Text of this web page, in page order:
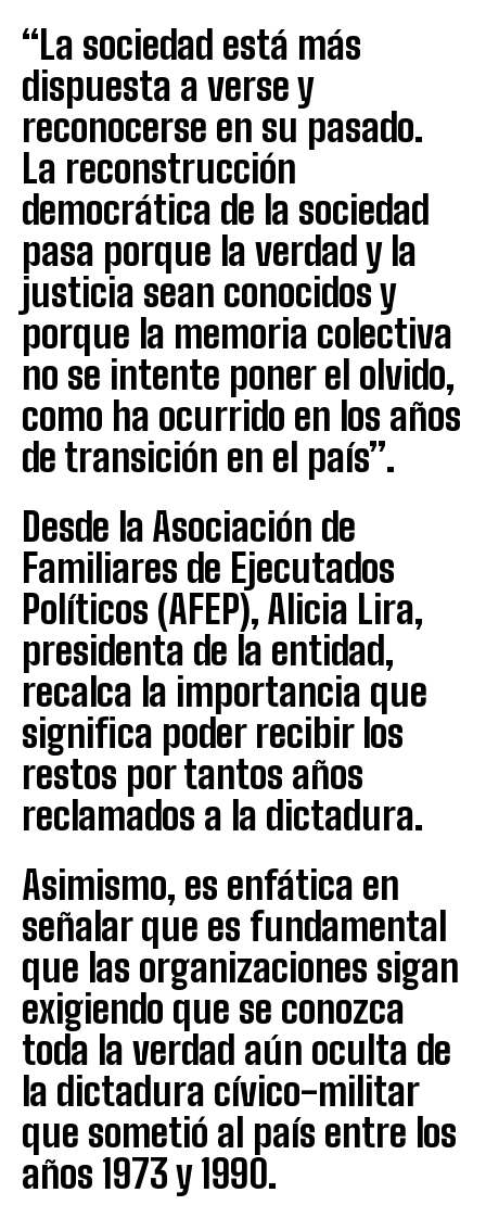
“La sociedad está más
dispuesta a verse y
reconocerse en su pasado.
La reconstrucción
democrática de la sociedad
pasa porque la verdad y la
justicia sean conocidos y
porque la memoria colectiva
no se intente poner el olvido,
como ha ocurrido en los años
de transición en el país”.
Desde la Asociación de
Familiares de Ejecutados
Políticos (AFEP), Alicia Lira,
presidenta de la entidad,
recalca la importancia que
significa poder recibir los
restos por tantos años
reclamados a la dictadura.
Asimismo, es enfática en
señalar que es fundamental
que las organizaciones sigan
exigiendo que se conozca
toda la verdad aún oculta de
la dictadura cívico-militar
que sometió al país entre los
años 1973 y 1990.